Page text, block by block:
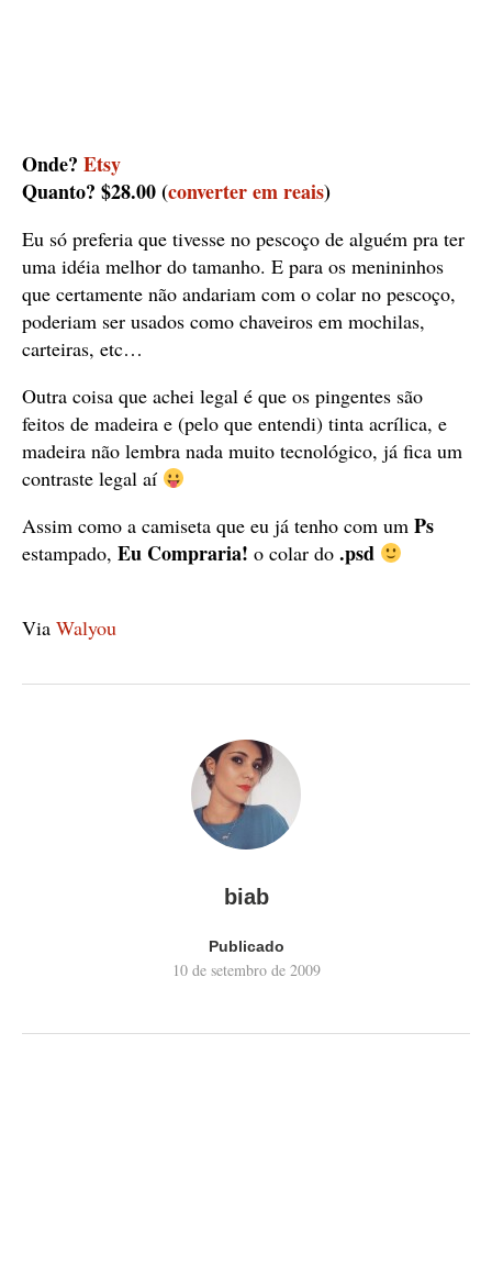
Onde? Etsy
Quanto? $28.00 (converter em reais)
Eu só preferia que tivesse no pescoço de alguém pra ter
uma idéia melhor do tamanho. E para os menininhos
que certamente não andariam com o colar no pescoço,
poderiam ser usados como chaveiros em mochilas,
carteiras, etc…
Outra coisa que achei legal é que os pingentes são
feitos de madeira e (pelo que entendi) tinta acrílica, e
madeira não lembra nada muito tecnológico, já fica um
contraste legal aí
Assim como a camiseta que eu já tenho com um Ps
estampado, Eu Compraria! o colar do .psd
Via Walyou
biab
Publicado
10 de setembro de 2009